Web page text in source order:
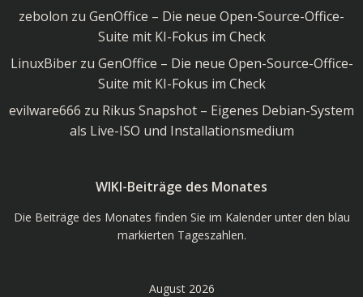
zebolon zu GenOffice – Die neue Open-Source-Office-
Suite mit KI-Fokus im Check
LinuxBiberzu GenOffice – Die neue Open-Source-Office-
Suite mit KI-Fokus im Check
evilware666 zu Rikus Snapshot – Eigenes Debian-System
als Live-ISO und Installationsmedium
WIKI-Beiträge des Monates
Die Beiträge des Monates finden Sie im Kalender unter den blau
markierten Tageszahlen.
August 2026